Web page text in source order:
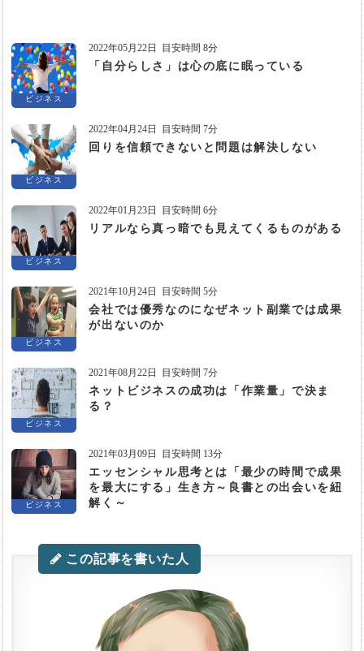
ビジネス
2022年05月22日 目安時間 8分
「自分らしさ」は心の底に眠っている
ビジネス
2022年04月24日 目安時間 7分
回りを信頼できないと問題は解決しない
ビジネス
2022年01月23日 目安時間 6分
リアルなら真っ暗でも見えてくるものがある
ビジネス
2021年10月24日 目安時間 5分
会社では優秀なのになぜネット副業では成果
が出ないのか
ビジネス
2021年08月22日 目安時間 7分
ネットビジネスの成功は「作業量」で決ま
る？
ビジネス
2021年03月09日 目安時間 13分
エッセンシャル思考とは「最少の時間で成果
を最大にする」生き方～良書との出会いを紐
解く～
この記事を書いた人